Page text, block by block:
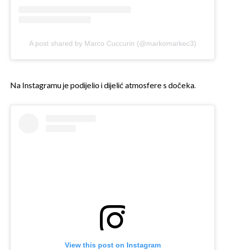
A post shared by Marco Cuccurin (@markomarkec3)
Na Instagramu je podijelio i dijelić atmosfere s dočeka.
View this post on Instagram